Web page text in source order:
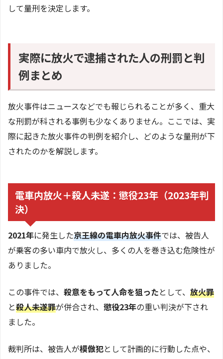
して量刑を決定します。
実際に放火で逮捕された人の刑罰と判
例まとめ
放火事件はニュースなどでも報じられることが多く、重大
な刑罰が科される事例も少なくありません。ここでは、実
際に起きた放火事件の判例を紹介し、どのような量刑が下
されたのかを解説します。
電車内放火＋殺人未遂：懲役23年（2023年判
決）
2021年に発生した京王線の電車内放火事件では、被告人
が乗客の多い車内で放火し、多くの人を巻き込む危険性が
ありました。
この事件では、 殺意をもって人命を狙ったとして、 放火罪
と殺人未遂罪が併合され、 懲役23年の重い判決が下され
ました。
裁判所は、被告人が模倣犯として計画的に行動した点や、